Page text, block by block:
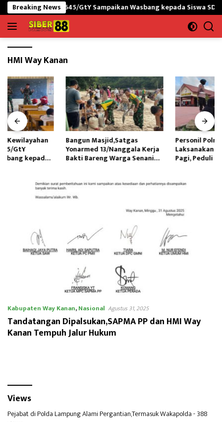
Langsung
ke
konten
Breaking News
yonif 645/GtY Sampaikan Wasbang kepada Siswa SDN
HMI Way Kanan
Bangun Masjid,Satgas
Yonarmed 13/Nanggala Kerja
Bakti Bareng Warga Senaning
Personil Polres Sinjai
Laksanakan Korvei Usai Apel
Pagi, Peduli lingkungan
Kabupaten Way Kanan,Nasional Agustus 31, 2025
Tandatangan Dipalsukan,SAPMA PP dan HMI Way
Kanan Tempuh Jalur Hukum
Views
Pejabat di Polda Lampung Alami Pergantian,Termasuk Wakapolda- 388